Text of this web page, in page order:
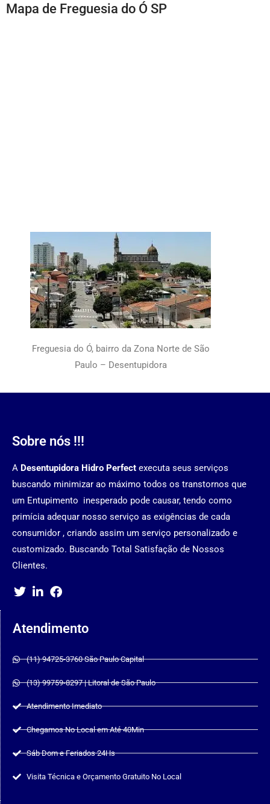
Mapa de Freguesia do Ó SP
Freguesia do Ó, bairro da Zona Norte de São
Paulo – Desentupidora
Sobre nós !!!
A Desentupidora Hidro Perfect executa seus serviços
buscando minimizar ao máximo todos os transtornos que
um Entupimento inesperado pode causar, tendo como
primícia adequar nosso serviço as exigências de cada
consumidor , criando assim um serviço personalizado e
customizado. Buscando Total Satisfação de Nossos
Clientes.
Atendimento
(11) 94725-3760 São Paulo Capital
(13) 99759-8297 | Litoral de São Paulo
Atendimento Imediato
Chegamos No Local em Até 40Min
Sáb Dom e Feriados 24Hs
Visita Técnica e Orçamento Gratuito No Local